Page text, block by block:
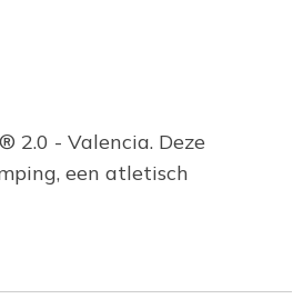
2.0 - Valencia. Deze
een atletisch